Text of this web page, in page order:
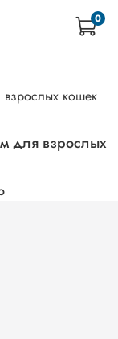
0
кошек
для взрослых